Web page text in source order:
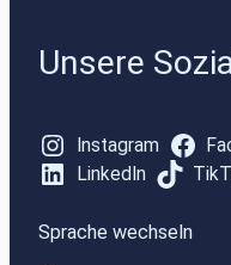
Unsere
Instagram
LinkedIn
Sprache wechseln